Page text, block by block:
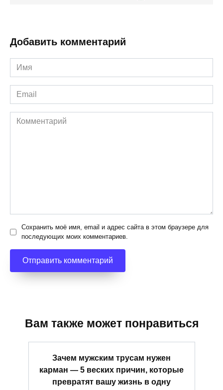
Добавить комментарий
Имя
*
Email
*
Комментарий
Сохранить моё имя, email и адрес сайта в этом браузере для
последующих моих комментариев.
Вам также может понравиться
Зачем мужским трусам нужен
карман — 5 веских причин, которые
превратят вашу жизнь в одну